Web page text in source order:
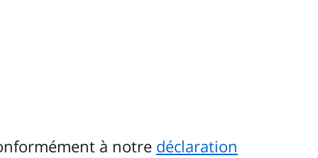
à notre déclaration